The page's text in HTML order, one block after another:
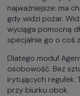
najważniejsze: ma
gdy widzi pożar.
wyciąga pomocną
specjalnie go o coś
Dlatego moduł
osobowość. Bez
irytujących regułek.
przy biurku obok.